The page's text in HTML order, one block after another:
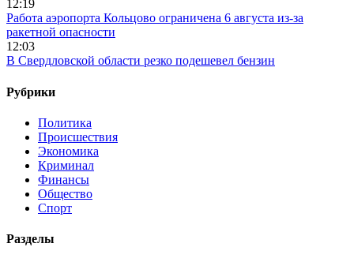
12:19
Работа аэропорта Кольцово ограничена 6 августа из-за
ракетной опасности
12:03
В Свердловской области резко подешевел бензин
Рубрики
Политика
Происшествия
Экономика
Криминал
Финансы
Общество
Спорт
Разделы